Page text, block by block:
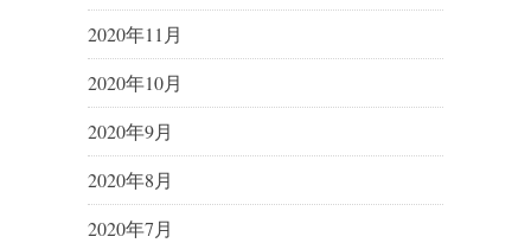
2020年11月
2020年10月
2020年9月
2020年8月
2020年7月